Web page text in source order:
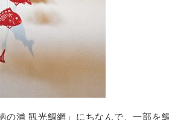
の浦 観光鯛網」にちなんで、一部を